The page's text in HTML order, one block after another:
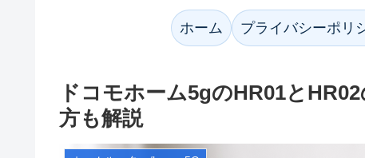
ホーム プライバシーポリ
ドコモホーム5gのHR01と
方も解説